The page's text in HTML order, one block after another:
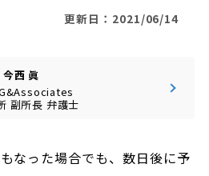
更新日：2021/06/14
西 眞
副所長 弁護士
なった場合でも、数日後に予